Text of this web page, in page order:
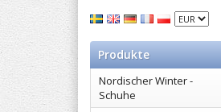
Produkte
Nordischer Winter -
Schuhe